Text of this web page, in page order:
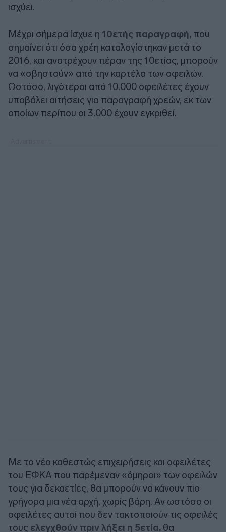
ισχύει.
Μέχρι σήμερα ίσχυε η 10ετής παραγραφή, που
σημαίνει ότι όσα χρέη καταλογίστηκαν μετά το
2016, και ανατρέχουν πέραν της 10ετίας, μπορούν
να «σβηστούν» από την καρτέλα των οφειλών.
Ωστόσο, λιγότεροι από 10.000 οφειλέτες έχουν
υποβάλει αιτήσεις για παραγραφή χρεών, εκ των
οποίων περίπου οι 3.000 έχουν εγκριθεί.
Με το νέο καθεστώς επιχειρήσεις και οφειλέτες
του ΕΦΚΑ που παρέμεναν «όμηροι» των οφειλών
τους για δεκαετίες, θα μπορούν να κάνουν πιο
γρήγορα μια νέα αρχή, χωρίς βάρη. Αν ωστόσο οι
οφειλέτες αυτοί που δεν τακτοποιούν τις οφειλές
τους ελεγχθούν πριν λήξει η 5ετία, θα